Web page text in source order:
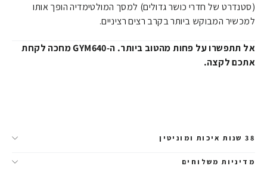
(סטנדרט של חדרי כושר גדולים) למסך המולטימדיה הופך אותו
למכשיר המבוקש ביותר בקרב רצים רציניים.
אל תתפשרו על פחות מהטוב ביותר. ה-GYM640 מחכה לקחת
אתכם לקצה.
38 שנות איכות ומוניטין
מדיניות משלוחים